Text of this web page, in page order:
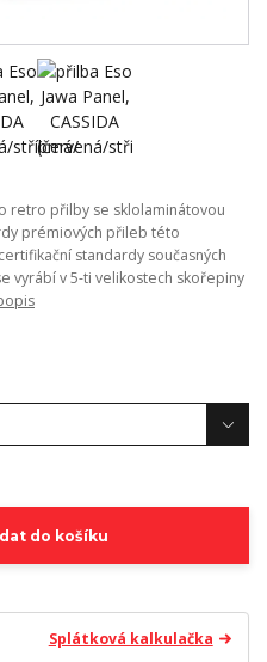
retro přilby se sklolaminátovou
prémiových přileb této
standardy současných
vyrábí v 5-ti velikostech skořepiny
do košíku
Splátková kalkulačka